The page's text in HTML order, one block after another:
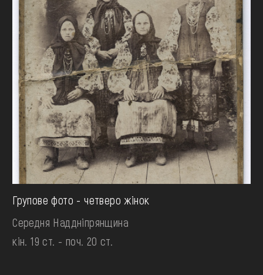
Групове фото - четверо жінок
Середня Наддніпрянщина
кін. 19 ст. - поч. 20 ст.